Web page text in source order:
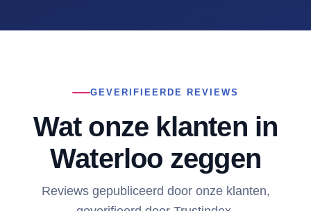
GEVERIFIEERDE REVIEWS
Wat onze klanten in
Waterloo zeggen
Reviews gepubliceerd door onze klanten,